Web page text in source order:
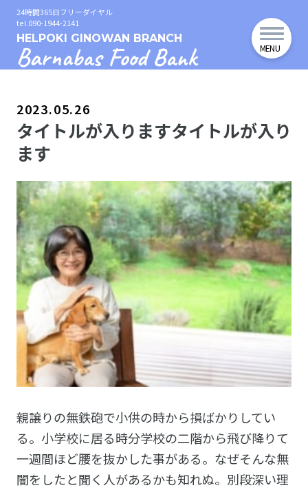
24時間365日フリーダイヤル
tel.090-1944-2141
HELPOKI GINOWAN BRANCH
Barnabas Food Bank MENU
2023.05.26
タイトルが入りますタイトルが入り
ます
親譲りの無鉄砲で小供の時から損ばかりしてい
る。小学校に居る時分学校の二階から飛び降りて
一週間ほど腰を抜かした事がある。なぜそんな無
闇をしたと聞く人があるかも知れぬ。別段深い理